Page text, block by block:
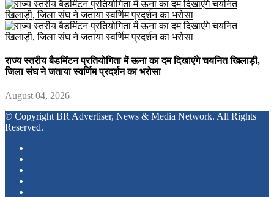
राज्य स्तरीय बैडमिंटन प्रतियोगिता में ऊना का दम दिखाएंगे चयनित खिलाड़ी,
जिला संघ ने जताया स्वर्णिम प्रदर्शन का भरोसा
August 04, 2026
© Copyright BR Advertiser, News & Media Network. All Rights
Reserved.